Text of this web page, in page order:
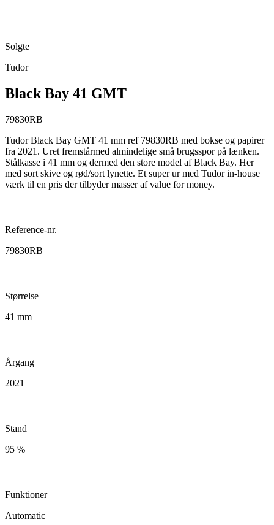
Solgte
Tudor
Black Bay 41 GMT
79830RB
Tudor Black Bay GMT 41 mm ref 79830RB med bokse og papirer
fra 2021. Uret fremstårmed almindelige små brugsspor på lænken.
Stålkasse i 41 mm og dermed den store model af Black Bay. Her
med sort skive og rød/sort lynette. Et super ur med Tudor in-house
værk til en pris der tilbyder masser af value for money.
Reference-nr.
79830RB
Størrelse
41 mm
Årgang
2021
Stand
95 %
Funktioner
Automatic